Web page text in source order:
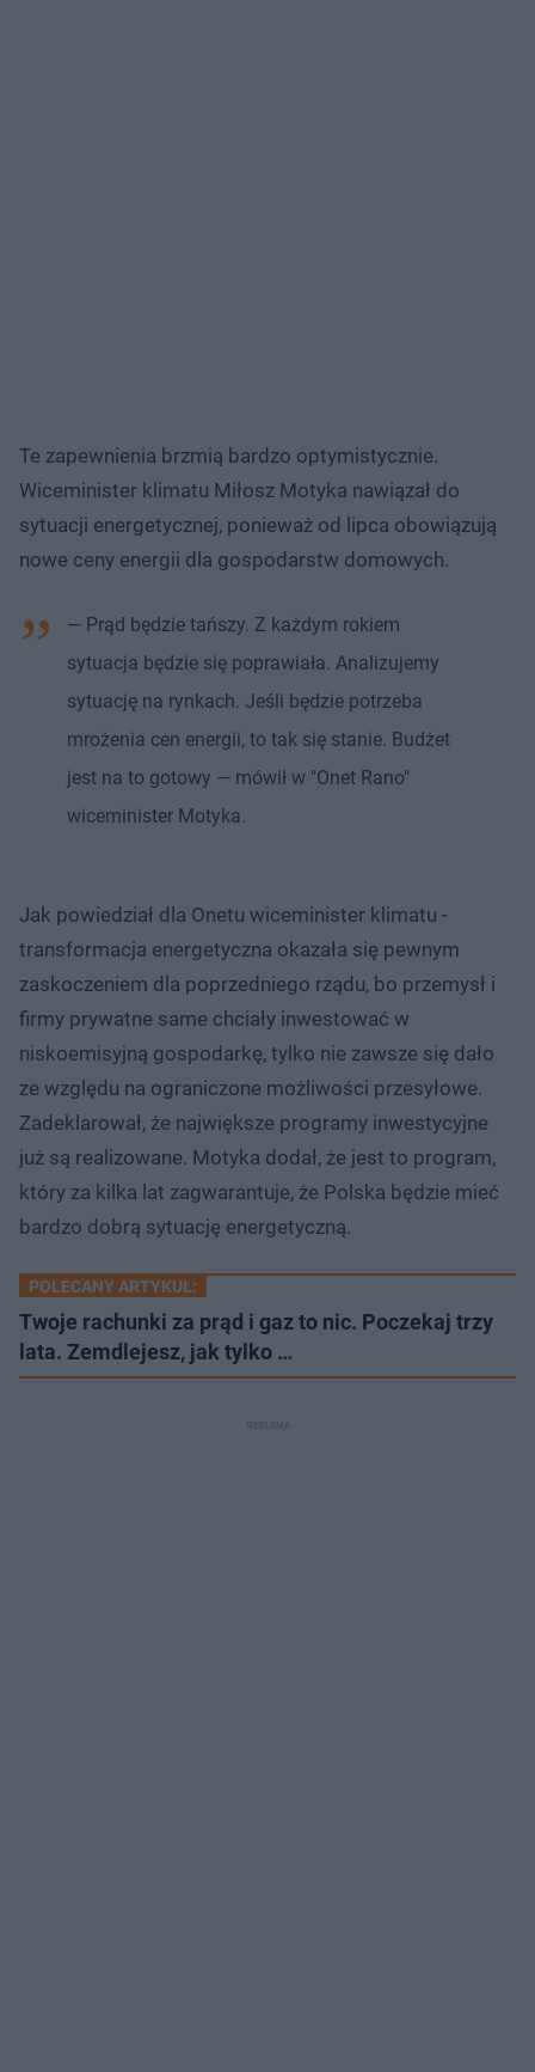
Te zapewnienia brzmią bardzo optymistycznie.
Wiceminister klimatu Miłosz Motyka nawiązał do
sytuacji energetycznej, ponieważ od lipca obowiązują
nowe ceny energii dla gospodarstw domowych.
— Prąd będzie tańszy. Z każdym rokiem
sytuacja będzie się poprawiała. Analizujemy
sytuację na rynkach. Jeśli będzie potrzeba
mrożenia cen energii, to tak się stanie. Budżet
jest na to gotowy — mówił w "Onet Rano"
wiceminister Motyka.
Jak powiedział dla Onetu wiceminister klimatu -
transformacja energetyczna okazała się pewnym
zaskoczeniem dla poprzedniego rządu, bo przemysł i
firmy prywatne same chciały inwestować w
niskoemisyjną gospodarkę, tylko nie zawsze się dało
ze względu na ograniczone możliwości przesyłowe.
Zadeklarował, że największe programy inwestycyjne
już są realizowane. Motyka dodał, że jest to program,
który za kilka lat zagwarantuje, że Polska będzie mieć
bardzo dobrą sytuację energetyczną.
POLECANY ARTYKUŁ:
Twoje rachunki za prąd i gaz to nic. Poczekaj trzy
lata. Zemdlejesz, jak tylko …